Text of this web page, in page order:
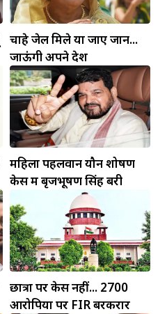
चाहे जेल मिले या जाए जान...
जाऊंगी अपने देश
महिला पहलवान यौन शोषण
केस में बृजभूषण सिंह बरी
छात्रों पर केस नहीं... 2700
आरोपियों पर FIR बरकरार